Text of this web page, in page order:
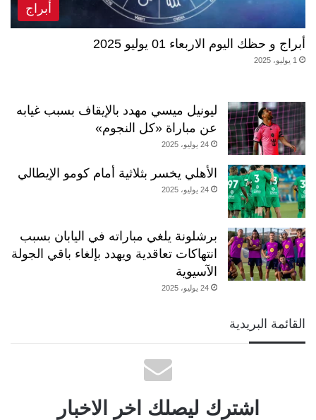
أبراج
أبراج و حظك اليوم الاربعاء 01 يوليو 2025
1 يوليو، 2025
ليونيل ميسي مهدد بالإيقاف بسبب غيابه
عن مباراة «كل النجوم»
24 يوليو، 2025
الأهلي يخسر بثلاثية أمام كومو الإيطالي
24 يوليو، 2025
برشلونة يلغي مباراته في اليابان بسبب
انتهاكات تعاقدية ويهدد بإلغاء باقي الجولة
الآسيوية
24 يوليو، 2025
القائمة البريدية
اشترك ليصلك اخر الاخبار